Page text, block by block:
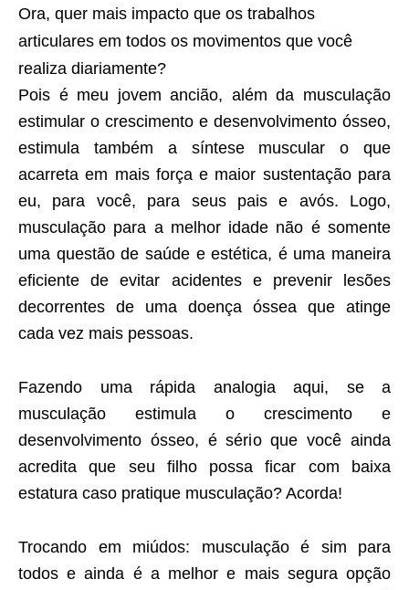
Ora, quer mais impacto que os trabalhos
articulares em todos os movimentos que você
realiza diariamente?
Pois é meu jovem ancião, além da musculação
estimular o crescimento e desenvolvimento ósseo,
estimula também a síntese muscular o que
acarreta em mais força e maior sustentação para
eu, para você, para seus pais e avós. Logo,
musculação para a melhor idade não é somente
uma questão de saúde e estética, é uma maneira
eficiente de evitar acidentes e prevenir lesões
decorrentes de uma doença óssea que atinge
cada vez mais pessoas.
Fazendo uma rápida analogia aqui, se a
musculação estimula o crescimento e
desenvolvimento ósseo, é sério que você ainda
acredita que seu filho possa ficar com baixa
estatura caso pratique musculação? Acorda!
Trocando em miúdos: musculação é sim para
todos e ainda é a melhor e mais segura opção